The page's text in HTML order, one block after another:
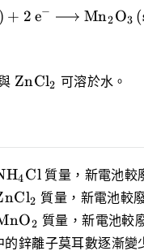
) + 2 eX
− MnX
2OX
3 (
\ce
{ZnCl_2}
ZnClX
2 可溶於水。
X
4Cl 質量，新電池較
X
2 質量，新電池較
X
2 質量，新電池較
鋅離子莫耳數逐漸變